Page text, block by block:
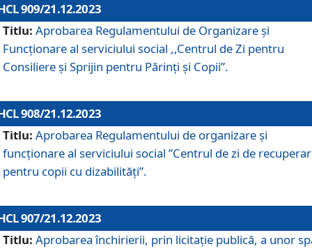
909/21.12.2023
Titlu: Aprobarea Regulamentului de Organizare și
Funcționare al serviciului social ,,Centrul de Zi pentru
Consiliere şi Sprijin pentru Părinţi şi Copii”.
908/21.12.2023
Titlu: Aprobarea Regulamentului de organizare şi
funcţionare al serviciului social ”Centrul de zi de
pentru copii cu dizabilități”.
907/21.12.2023
Titlu: Aprobarea închirierii, prin licitație publică, a unor